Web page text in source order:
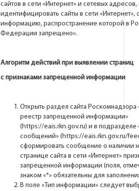
сайтов в сети «Интернет» и сетевых
идентифицировать сайты в сети
информацию, распространение которой в
Федерации запрещено».
Алгоритм действий при выявлении страниц
с признаками запрещенной информации
Открыть раздел сайта Роскомнадзора
реестр запрещенной информации»
(https://eais.rkn.gov.ru) и в подразделе
сообщений» (https://eais.rkn.gov.ru/
сформировать cообщение о наличии
странице сайта в сети «Интернет»
запрещенной информации (поля,
знаком «*» обязательны для
В поле «Тип информации» следует